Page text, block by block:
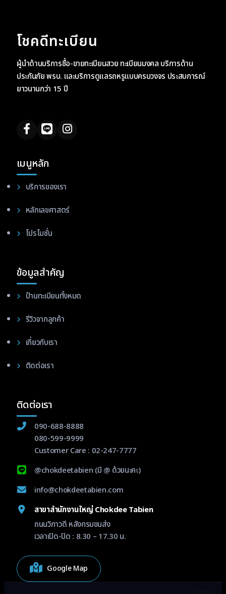
โชคดีทะเบียน
ผู้นำด้านบริการซื้อ-ขายทะเบียนสวย ทะเบียนมงคล บริการด้าน
ประกันภัย พรบ. และบริการดูแลรถหรูแบบครบวงจร ประสบการณ์
ยาวนานกว่า 15 ปี
เมนูหลัก
บริการของเรา
หลักเลขศาสตร์
โปรโมชั่น
ข้อมูลสำคัญ
ป้านทะเบียนทั้งหมด
รีวิวจากลูกค้า
เกี่ยวกับเรา
ติดต่อเรา
ติดต่อเรา
090-688-8888
080-599-9999
Customer Care : 02-247-7777
@chokdeetabien (มี @ ด้วยนะคะ)
info@chokdeetabien.com
สาขาสำนักงานใหญ่ Chokdee Tabien
ถนนวิภาวดี หลังกรมขนส่ง
เวลาเปิด-ปิด : 8.30 – 17.30 น.
Google Map